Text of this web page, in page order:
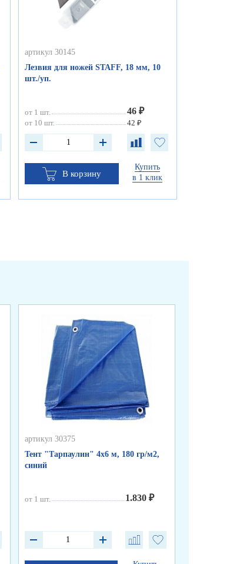
артикул 30145
Лезвия для ножей STAFF, 18 мм, 10
шт./уп.
от 1 шт. 46 ₽
от 10 шт. 42 ₽
В корзину
Купить
в 1 клик
артикул 30375
Тент "Тарпаулин" 4х6 м, 180 гр/м2,
синий
от 1 шт. 1.830 ₽